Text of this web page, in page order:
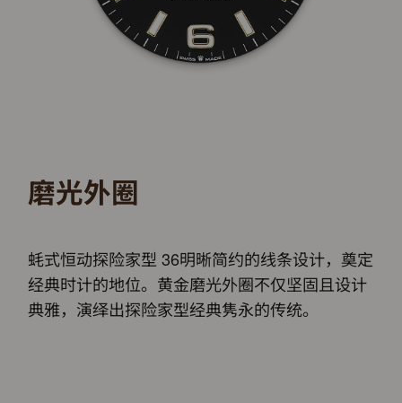
磨光外圈
蚝式恒动探险家型 36明晰简约的线条设计，奠定
经典时计的地位。黄金磨光外圈不仅坚固且设计
典雅，演绎出探险家型经典隽永的传统。